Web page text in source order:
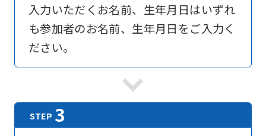
入力いただくお名前、生年月日はいずれ
も参加者のお名前、生年月日をご入力く
ださい。